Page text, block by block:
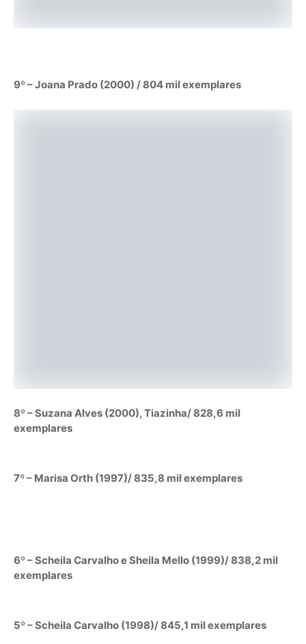
9º – Joana Prado (2000) / 804 mil exemplares
8º – Suzana Alves (2000), Tiazinha/ 828,6 mil
exemplares
7º – Marisa Orth (1997)/ 835,8 mil exemplares
6º – Scheila Carvalho e Sheila Mello (1999)/ 838,2 mil
exemplares
5º – Scheila Carvalho (1998)/ 845,1 mil exemplares